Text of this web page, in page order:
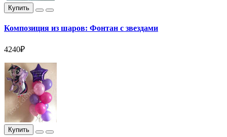
Купить
Композиция из шаров: Фонтан с звездами
4240₽
Купить